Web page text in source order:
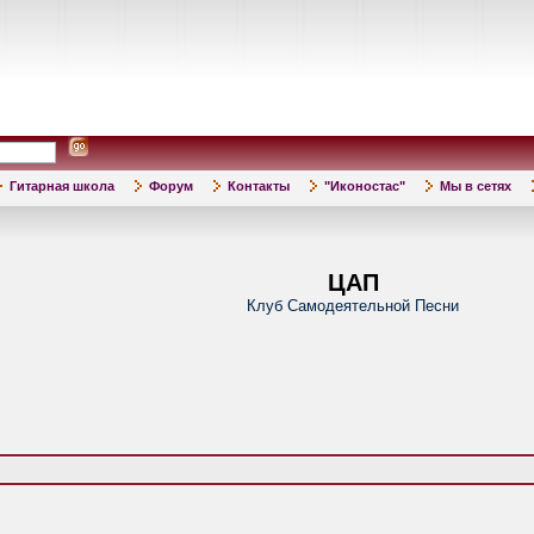
Гитарная школа Форум Контакты "Иконостас" Мы в сетях
ЦАП
Клуб Самодеятельной Песни